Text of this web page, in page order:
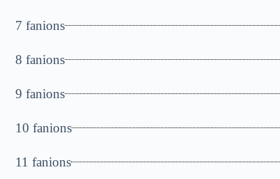
7 fanions
8 fanions
9 fanions
10 fanions
11 fanions